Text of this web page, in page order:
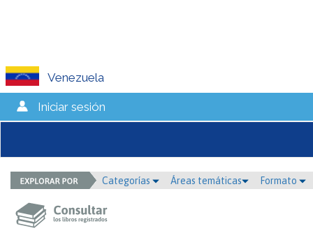
Venezuela
Iniciar sesión
Categorías Áreas temáticas Formato